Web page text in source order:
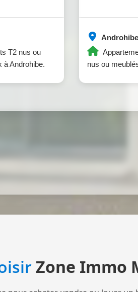
T2 nus ou
à Androhibe.
Androhibe
nus ou
Zone Immo